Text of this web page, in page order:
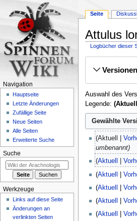
Attulus
Logbücher dieser
Navigation
Suche
Auswahl des
Legende:
April
2020
Aktuell
umbenannt
15.
März
2018
Aktuell
August
2017
Aktuell
2017
Aktuell
K
e
i
Aktuell
11.
Aktuell
Seite
Navigation
Hauptseite
Letzte Änderungen
Zufällige Seite
Neue Seiten
Alle Seiten
Erweiterte Suche
Suche
Werkzeuge
Links auf diese Seite
Änderungen an
verlinkten Seiten